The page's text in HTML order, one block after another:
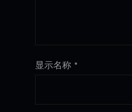
显示名称 *